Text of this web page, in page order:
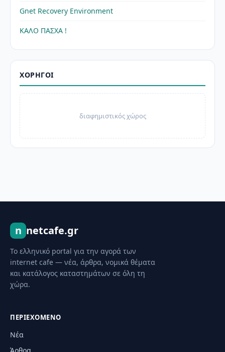
Gnet Recovery Environment
ΚΑΛΟ ΠΑΣΧΑ !
ΧΟΡΗΓΟΊ
διαφημιστικός χώρος
n netcafe.gr
Το ελληνικό portal για την αγορά των
internet cafe — νέα, άρθρα, νομικά θέματα
και κατάλογος καταστημάτων σε όλη τη
χώρα.
ΠΕΡΙΕΧΌΜΕΝΟ
Νέα